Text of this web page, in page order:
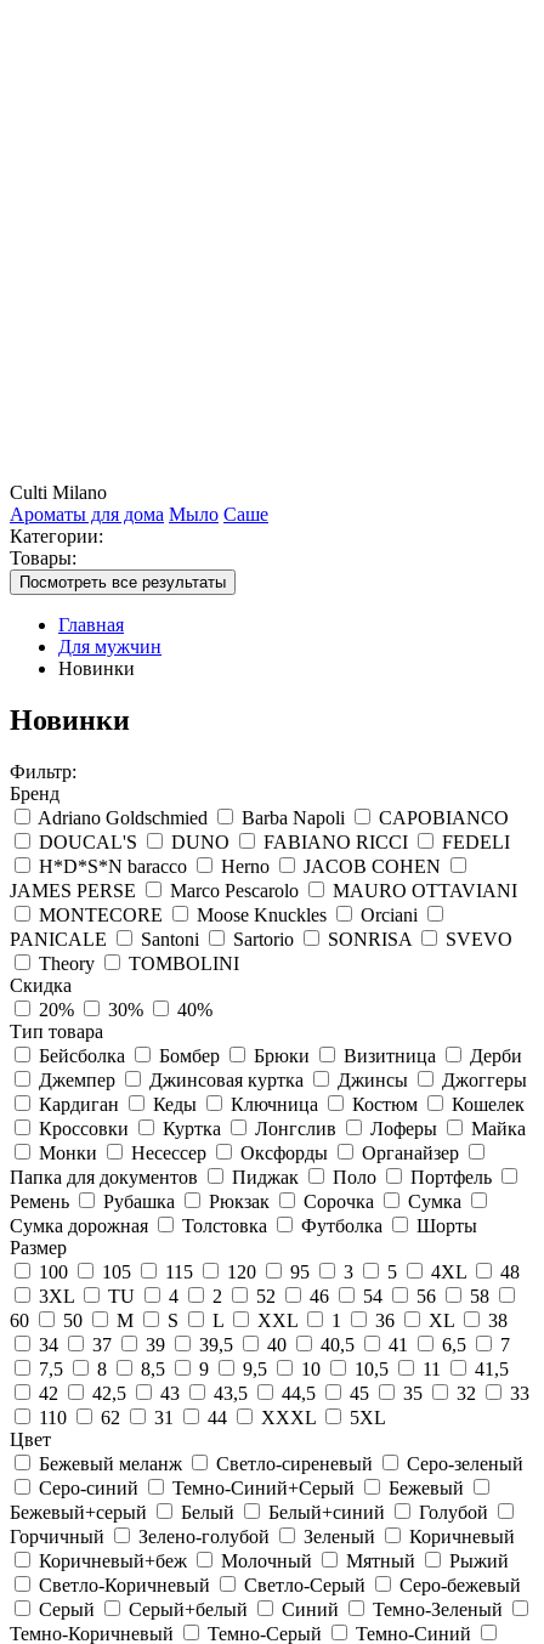
Culti Milano
Ароматы для дома Мыло Саше
Категории:
Товары:
Посмотреть все результаты
Главная
Для мужчин
Новинки
Новинки
Фильтр:
Бренд
Adriano Goldschmied
Barba Napoli
CAPOBIANCO
DOUCAL'S
DUNO FABIANO RICCI
FEDELI
H*D*S*N baracco
Herno
JACOB COHEN
JAMES PERSE
Marco Pescarolo
MAURO OTTAVIANI
MONTECORE
Moose Knuckles
Orciani
PANICALE
Santoni Sartorio SONRISA
SVEVO
Theory
TOMBOLINI
Скидка
20%
30%
40%
Тип товара
Бейсболка
Бомбер Брюки Визитница
Дерби
Джемпер
Джинсовая куртка Джинсы
Джоггеры
Кардиган
Кеды Ключница Костюм
Кошелек
Кроссовки
Куртка Лонгслив Лоферы
Майка
Монки
Несессер Оксфорды
Органайзер
Папка для документов
Пиджак Поло
Портфель
Ремень
Рубашка Рюкзак Сорочка
Сумка
Сумка дорожная
Толстовка Футболка
Шорты
Размер
100
105 115 120 95 3 5 4XL
48
3XL
TU 4 2 52 46 54 56
58
60
50 M S L XXL 1 36 XL
38
34
37 39 39,5 40 40,5 41 6,5
7
7,5
8 8,5 9 9,5 10 10,5 11
41,5
42
42,5 43 43,5 44,5 45 35 32
33
110
62 31 44 XXXL
5XL
Цвет
Бежевый меланж
Светло-сиреневый
Серо-зеленый
Серо-синий
Темно-Синий+Серый
Бежевый
Бежевый+серый
Белый Белый+синий
Голубой
Горчичный
Зелено-голубой Зеленый
Коричневый
Коричневый+беж
Молочный Мятный
Рыжий
Светло-Коричневый
Светло-Серый
Серо-бежевый
Серый
Серый+белый Синий
Темно-Зеленый
Темно-Коричневый
Темно-Серый
Темно-Синий